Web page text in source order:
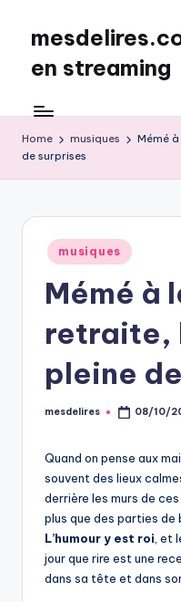
contenten streaming
:
film
et
video
en
français
Home musiques
Mémé
de surprises
Posted
in
musiques
Mémé à
retraite,
pleine
Posted
mesdelires 08/10/
Quand on pense aux
souvent des lieux
derrière les murs de
plus que des parties
L’humour y est roi, et
jour que rire est une
dans sa tête et dans